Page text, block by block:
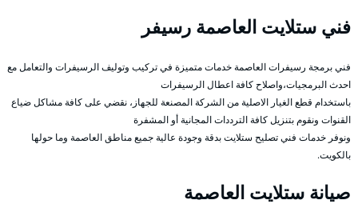
فني ستلايت العاصمة رسيفر
فني برمجة رسيفرات العاصمة خدمات متميزة في تركيب وتوليف الرسيفرات والتعامل مع
احدث البرمجيات،واصلاح كافة اعطال الرسيفرات
باستخدام قطع الغيار الاصلية من الشركة المصنعة للجهاز، نقضي على كافة مشاكل ضياع
القنوات ونقوم بتنزيل كافة الترددات المجانية أو المشفرة
ونوفر خدمات فني تصليح ستلايت بدقة وجودة عالية جميع مناطق العاصمة وما حولها
بالكويت.
صيانة ستلايت العاصمة